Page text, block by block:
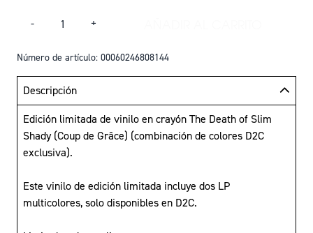
- +
Número de artículo: 00060246808144
Descripción
Edición limitada de vinilo en crayón The Death of Slim
Shady (Coup de Grâce) (combinación de colores D2C
exclusiva).
Este vinilo de edición limitada incluye dos LP
multicolores, solo disponibles en D2C.